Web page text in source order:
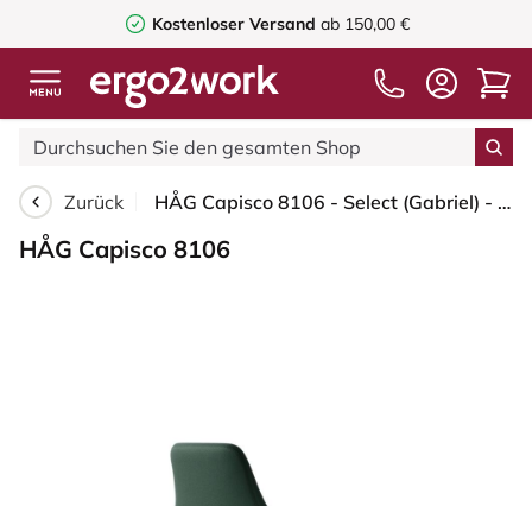
Kostenloser Versand ab 150,00 €
Zurück HÅG Capisco 8106 - Select (Gabriel) - Wolle / Polyamid - SC68209 - Dark green - Weiß - 200 mm (Sitzhöhe 46-64cm) - Harte Rollen für weiche Böden
HÅG Capisco 8106